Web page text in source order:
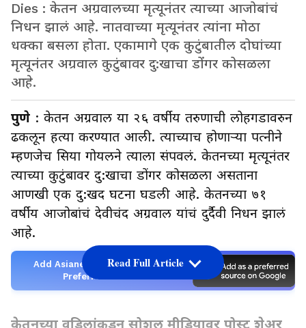
Dies : केतन अग्रवालच्या मृत्यूनंतर त्याच्या आजोबांचं
निधन झालं आहे. नातवाच्या मृत्यूनंतर त्यांना मोठा
धक्का बसला होता. एकामागे एक कुटुंबातील दोघांच्या
मृत्यूनंतर अग्रवाल कुटुंबावर दु:खाचा डोंगर कोसळला
आहे.
पुणे : केतन अग्रवाल या २६ वर्षीय तरुणाची लोहगडावरुन
ढकलून हत्या करण्यात आली. त्याच्याच होणाऱ्या पत्नीने
म्हणजेच सिया गोयलने त्याला संपवलं. केतनच्या मृत्यूनंतर
त्याच्या कुटुंबावर दु:खाचा डोंगर कोसळला असताना
आणखी एक दु:खद घटना घडली आहे. केतनच्या ७१
वर्षीय आजोबांचं देवीचंद अग्रवाल यांचं दुर्दैवी निधन झालं
आहे.
Add Asianetnews Marathi as a
Preferred Source
केतनच्या वडिलांकडून सोशल मीडियावर पोस्ट शेअर
Read Full Article